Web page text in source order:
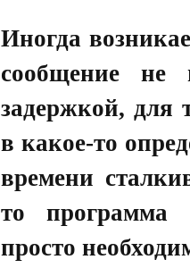
Иногда
сообщение не
задержкой, для
в какое-то
времени
то программа
просто